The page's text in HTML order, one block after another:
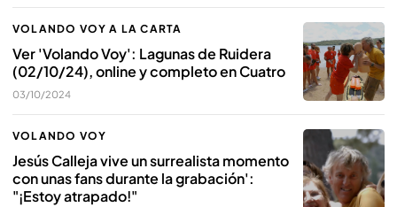
VOLANDO VOY A LA CARTA
Ver 'Volando Voy': Lagunas de Ruidera
(02/10/24), online y completo en Cuatro
03/10/2024
VOLANDO VOY
Jesús Calleja vive un surrealista momento
con unas fans durante la grabación':
"¡Estoy atrapado!"